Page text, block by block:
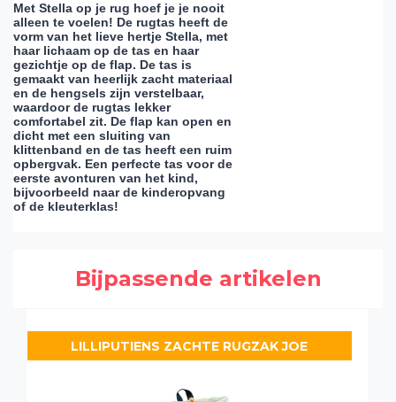
Met Stella op je rug hoef je je nooit
alleen te voelen! De rugtas heeft de
vorm van het lieve hertje Stella, met
haar lichaam op de tas en haar
gezichtje op de flap. De tas is
gemaakt van heerlijk zacht materiaal
en de hengsels zijn verstelbaar,
waardoor de rugtas lekker
comfortabel zit. De flap kan open en
dicht met een sluiting van
klittenband en de tas heeft een ruim
opbergvak. Een perfecte tas voor de
eerste avonturen van het kind,
bijvoorbeeld naar de kinderopvang
of de kleuterklas!
Bijpassende artikelen
LILLIPUTIENS ZACHTE RUGZAK JOE